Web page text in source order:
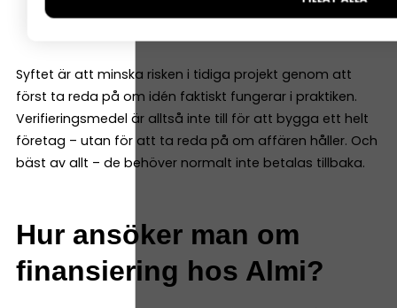
Syftet är att minska risken i tidiga projekt genom att
först ta reda på om idén faktiskt fungerar i praktiken.
Verifieringsmedel är alltså inte till för att bygga ett helt
företag – utan för att ta reda på om affären håller. Och
bäst av allt – de behöver normalt inte betalas tillbaka.
Hur ansöker man om
finansiering hos Almi?